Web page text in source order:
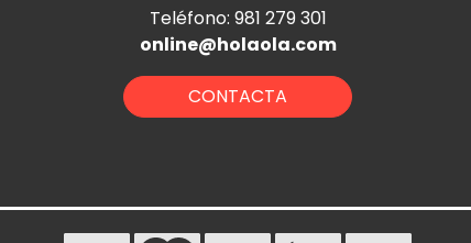
Teléfono: 981 279 301
online@holaola.com
CONTACTA